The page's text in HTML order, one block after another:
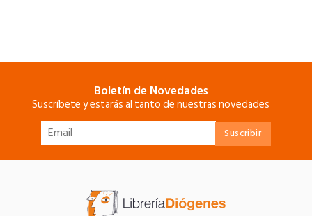
Boletín de Novedades
Suscríbete y estarás al tanto de nuestras novedades